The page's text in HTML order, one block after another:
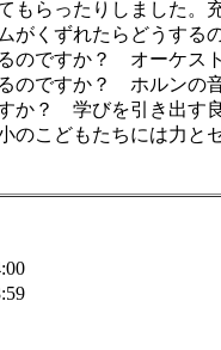
もらったりしました。
がくずれたらどうす
のですか？ オーケス
のですか？ ホルンの
か？ 学びを引き出す
のこどもたちには力と